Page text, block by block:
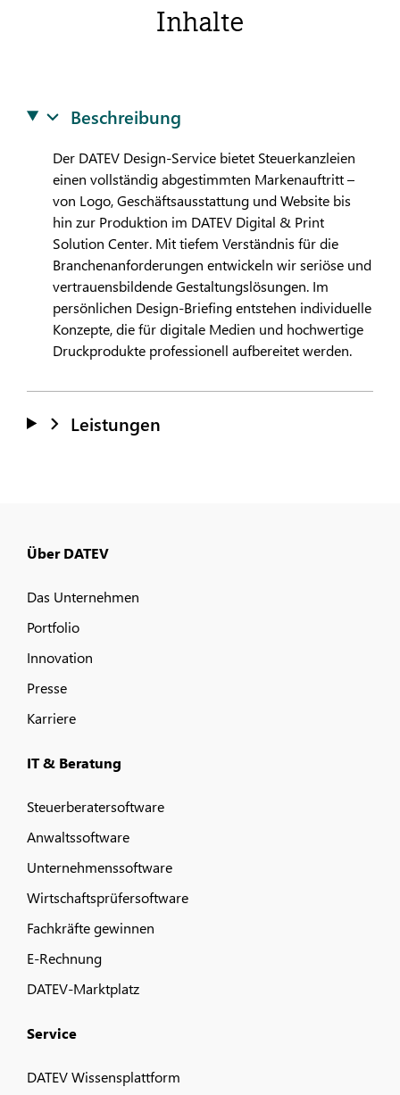
Inhalte
Beschreibung
Der DATEVDesign-Service bietet Steuerkanzleien
einen vollständig abgestimmten Markenauftritt –
von Logo, Geschäftsausstattung und Website bis
hin zur Produktion im DATEVDigital & Print
Solution Center. Mit tiefem Verständnis für die
Branchenanforderungen entwickeln wir seriöse und
vertrauensbildende Gestaltungslösungen. Im
persönlichen Design-Briefing entstehen individuelle
Konzepte, die für digitale Medien und hochwertige
Druckprodukte professionell aufbereitet werden.
Leistungen
Über DATEV
Das Unternehmen
Portfolio
Innovation
Presse
Karriere
IT & Beratung
Steuerberatersoftware
Anwaltssoftware
Unternehmenssoftware
Wirtschaftsprüfersoftware
Fachkräfte gewinnen
E-Rechnung
DATEV-Marktplatz
Service
DATEV Wissensplattform